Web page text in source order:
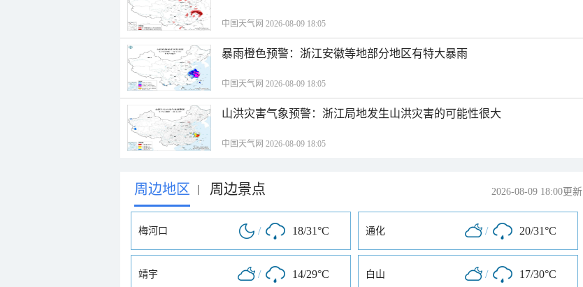
中国天气网 2026-08-09 18:05
暴雨橙色预警：浙江安徽等地部分地区有特大暴雨
中国天气网 2026-08-09 18:05
山洪灾害气象预警：浙江局地发生山洪灾害的可能性很大
中国天气网 2026-08-09 18:05
周边地区 | 周边景点 2026-08-09 18:00更新
梅河口 / 18/31°C 通化 / 20/31°C
靖宇 / 14/29°C 白山 / 17/30°C